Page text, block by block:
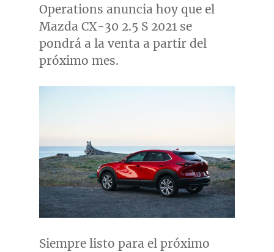
Operations anuncia hoy que el
Mazda CX-30 2.5 S 2021 se
pondrá a la venta a partir del
próximo mes.
Siempre listo para el próximo